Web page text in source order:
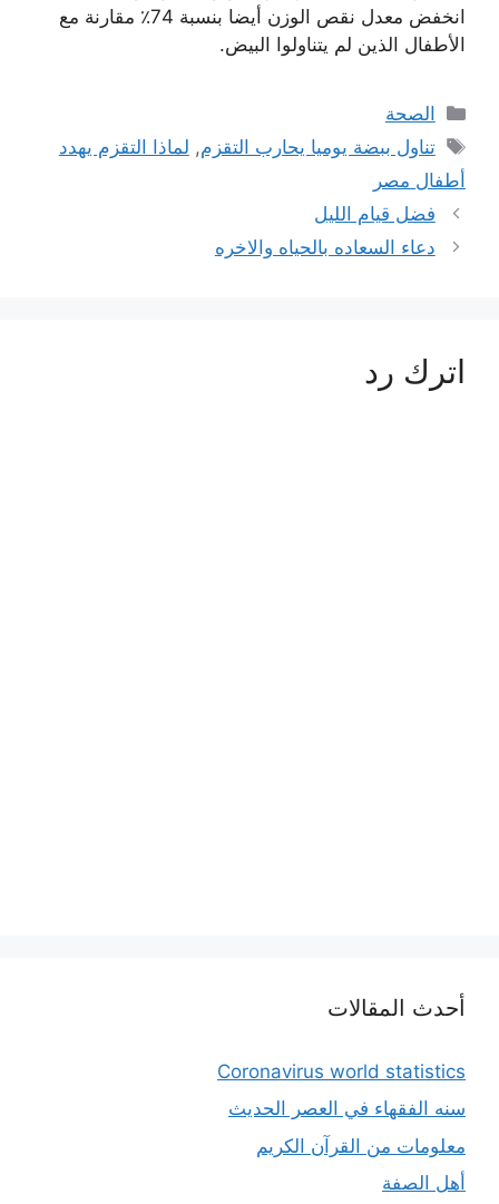
انخفض معدل نقص الوزن أيضا بنسبة 74٪ مقارنة مع
الأطفال الذين لم يتناولوا البيض.
التصنيفات
الصحة
الوسوم
تناول ببضة يوميا يحارب التقزم, لماذا التقزم يهدد
أطفال مصر
فضل قيام الليل
دعاء السعاده بالحياه والاخره
اترك رد
أحدث المقالات
Coronavirus world statistics
سنه الفقهاء في العصر الحديث
معلومات من القرآن الكريم
أهل الصفة